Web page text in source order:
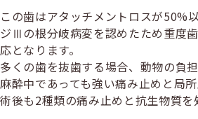
この歯はアタッチメントロスが50%
ジⅢの根分岐病変を認めたため重度
応となります。
多くの歯を抜歯する場合、動物の負
麻酔中であっても強い痛み止めと局所
術後も2種類の痛み止めと抗生物質を